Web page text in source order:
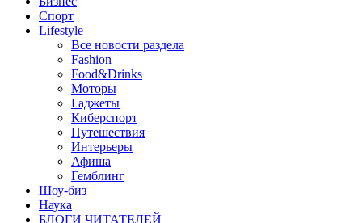
Спорт
Lifestyle
Все новости раздела
Fashion
Food&Drinks
Моторы
Гаджеты
Киберспорт
Путешествия
Интерьеры
Афиша
Гемблинг
Шоу-биз
Наука
БЛОГИ ЧИТАТЕЛЕЙ